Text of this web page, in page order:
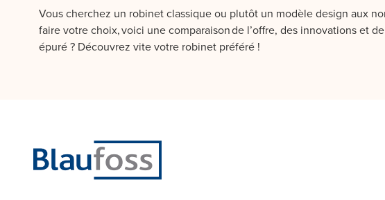
Vous cherchez un robinet classique ou plutôt un modèle design aux
faire votre choix, voici une comparaison de l’offre, des innovations et
épuré ? Découvrez vite votre robinet préféré !